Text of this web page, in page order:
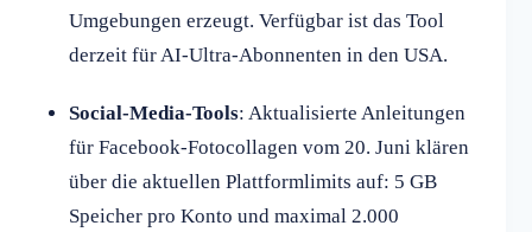
Umgebungen erzeugt. Verfügbar ist das Tool
derzeit für AI-Ultra-Abonnenten in den USA.
Social-Media-Tools: Aktualisierte Anleitungen
für Facebook-Fotocollagen vom 20. Juni klären
über die aktuellen Plattformlimits auf: 5 GB
Speicher pro Konto und maximal 2.000